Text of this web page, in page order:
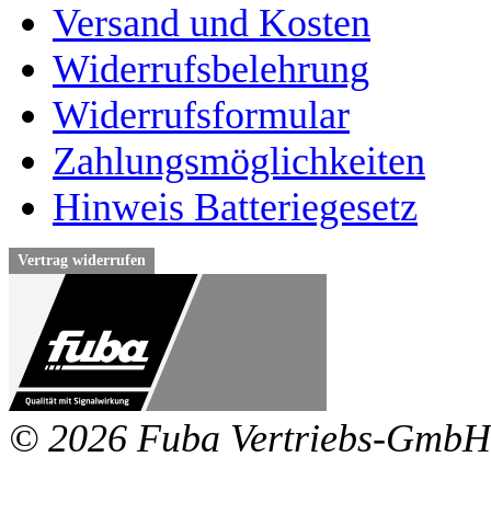
Versand und Kosten
Widerrufsbelehrung
Widerrufsformular
Zahlungsmöglichkeiten
Hinweis Batteriegesetz
Vertrag widerrufen
© 2026 Fuba Vertriebs-GmbH